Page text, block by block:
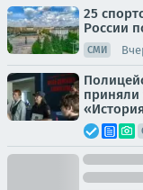
25
России
СМИ
приняли